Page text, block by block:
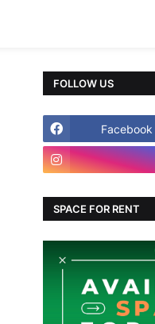
FOLLOW US
Facebook
SPACE FOR RENT